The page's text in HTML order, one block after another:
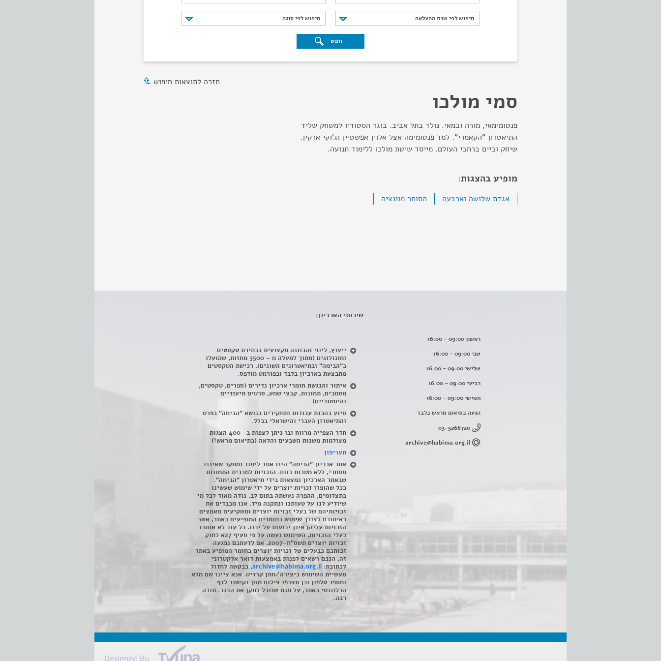
חיפוש לפי שנת ההעלאה
חיפוש לפי שנת ההעלאה חיפוש לפי סוגה
חיפוש לפי סוגה
חפש
חזרה לתוצאות חיפוש
סמי מולכו
פנטומימאי, מורה ובמאי. נולד בתל אביב. בוגר הסטודיו למשחק שליד
התיאטרון "הקאמרי". למד פנטומימה אצל אלוין אפשטיין וג'וקי ארקין.
שיחק וביים ברחבי העולם. מייסד שיטת מולכו ללימוד תנועה.
מופיע בהצגות:
אגדת שלושה וארבעה הסוחר מוונציה
ראשון 09:00 - 16:00
שני 09:00 - 16:00
שלישי 09:00 - 16:00
רביעי 09:00 - 16:00
חמישי 09:00 - 16:00
הגעה בתיאום מראש בלבד
03-5266720
archive@habima.org.il
שירותי הארכיון:
ייעוץ, ליווי והכוונה מקצועית בבחירת טקסטים
ומונולוגים (מתוך למעלה מ – 3500 מחזות, שהועלו
ב"הבימה" ובתיאטרונים השונים). רכישת הטקסטים
מתבצעת בארכיון בלבד ובפורמט מודפס.
איתור והנגשת חומרי ארכיון נדירים (ספרים, טקסטים,
מסמכים, תמונות, קבצי שמע, סרטים תיעודיים
והיסטוריים)
סיוע בהכנת עבודות ותחקירים בנושא "הבימה" בפרט
והתיאטרון העברי והישראלי בכלל.
חדר הצפייה מרווח ובו ניתן לצפות ב- 400 הצגות
מצולמות משנות השבעים והלאה (בתיאום מראש!)
תעריפון
אתר ארכיון "הבימה" הינו אתר לימוד ומחקר שאיננו
מסחרי, ללא מטרות רווח. הזכויות למרבית התמונות
שבאתר הארכיון נמצאות בידי תיאטרון "הבימה".
ככל שהופרו זכויות יוצרים על ידי שימוש שעשינו
בתצלומים, ההפרה נעשתה בתום לב. נודה מאוד לכל מי
שיודיע לנו על טעותנו ונתקנה מיד. אנו מכבדים את
זכויותיהם של בעלי זכויות יוצרים ומשקיעים מאמצים
באיתורם לצורך שימוש בחומרים המופיעים באתר, אשר
הזכויות עליהן אינן ידועות על ידנו. כל עוד לא אותרו
בעלי הזכויות, השימוש נעשה על פי סעיף 27א לחוק
זכויות יוצרים תשס"ח-2007. אם לדעתכם נפגעה
זכותכם כבעלים של זכויות יוצרים בחומר המופיע באתר
זה, הנכם רשאים לפנות באמצעות דואר אלקטרוני
לכתובת: archive@habima.org.il, בבקשה לחדול
מעשיית השימוש ביצירה/מתן קרדיט. אנא ציינו שם מלא
ומספר טלפון וכן תצרפו צילום מסך וקישור לדף
הרלוונטי באתר, על מנת שנוכל לתקן את הדבר. תודה
רבה.
Designed By